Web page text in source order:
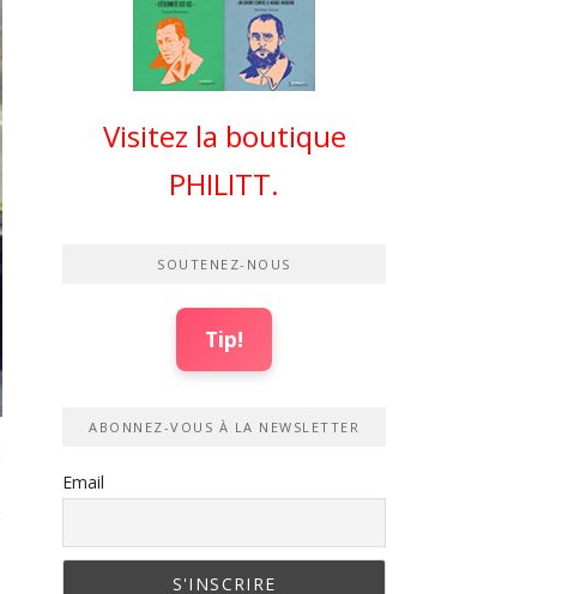
Visitez la boutique
PHILITT.
SOUTENEZ-NOUS
Tip!
ABONNEZ-VOUS À LA NEWSLETTER
Email